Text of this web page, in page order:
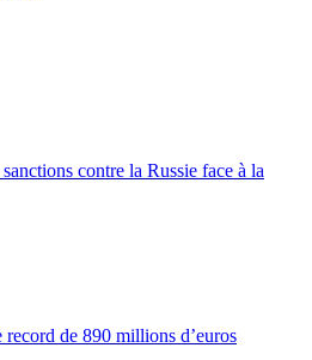
contre la Russie face à la
record de 890 millions d’euros